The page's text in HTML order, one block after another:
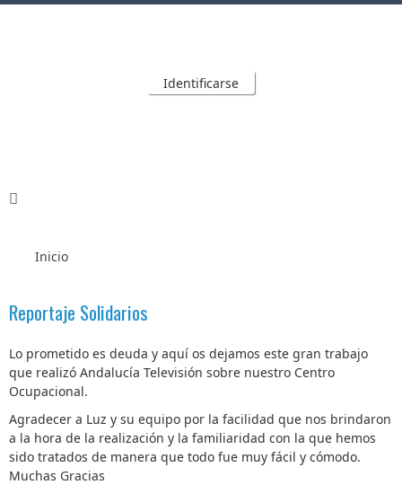
Identificarse
Inicio
Reportaje Solidarios
Lo prometido es deuda y aquí os dejamos este gran trabajo
que realizó Andalucía Televisión sobre nuestro Centro
Ocupacional.
Agradecer a Luz y su equipo por la facilidad que nos brindaron
a la hora de la realización y la familiaridad con la que hemos
sido tratados de manera que todo fue muy fácil y cómodo.
Muchas Gracias